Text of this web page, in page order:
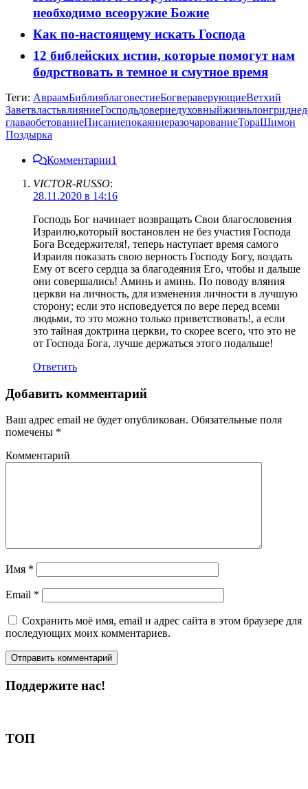
необходимо всеоружие Божие
Как по-настоящему искать Господа
12 библейских истин, которые помогут нам
бодрствовать в темное и смутное время
Теги: АвраамБиблияблаговестиеБогвераверующиеВетхий
ЗаветвластьвлияниеГосподьдовериедуховныйжизньлонгрид
главаобетованиеПисаниепокаяниеразочарованиеТораШимон
Поздырка
Комментарии1
VICTOR-RUSSO:
28.11.2020 в 14:16
Господь Бог начинает возвращать Свои благословения
Израилю,который востановлен не без участия Господа
Бога Вседержителя!, теперь наступает время самого
Израиля показать свою верность Господу Богу, воздать
Ему от всего сердца за благодеяния Его, чтобы и дальше
они совершались! Аминь и аминь. По поводу вляния
церкви на личность, для изменения личности в лучшую
сторону; если это исповедуется по вере перед всеми
людьми, то это можно только приветствовать!, а если
это тайная доктрина церкви, то скорее всего, что это не
от Господа Бога, лучше держаться этого подальше!
Ответить
Добавить комментарий
Ваш адрес email не будет опубликован. Обязательные поля
помечены *
Комментарий
Имя *
Email *
Сохранить моё имя, email и адрес сайта в этом браузере для
последующих моих комментариев.
Поддержите нас!
ТОП